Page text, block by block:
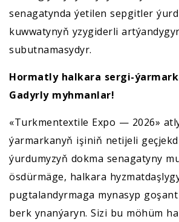
senagatynda ýetilen sepgitler
kuwwatynyň yzygiderli
subutnamasydyr.
Hormatly halkara sergi-
Gadyrly myhmanlar!
«Turkmentextile Expo — 2026»
ýarmarkanyň işiniň netijeli
ýurdumyzyň dokma senagatyny
ösdürmäge, halkara
pugtalandyrmaga mynasyp
berk ynanýaryn. Sizi bu möhüm